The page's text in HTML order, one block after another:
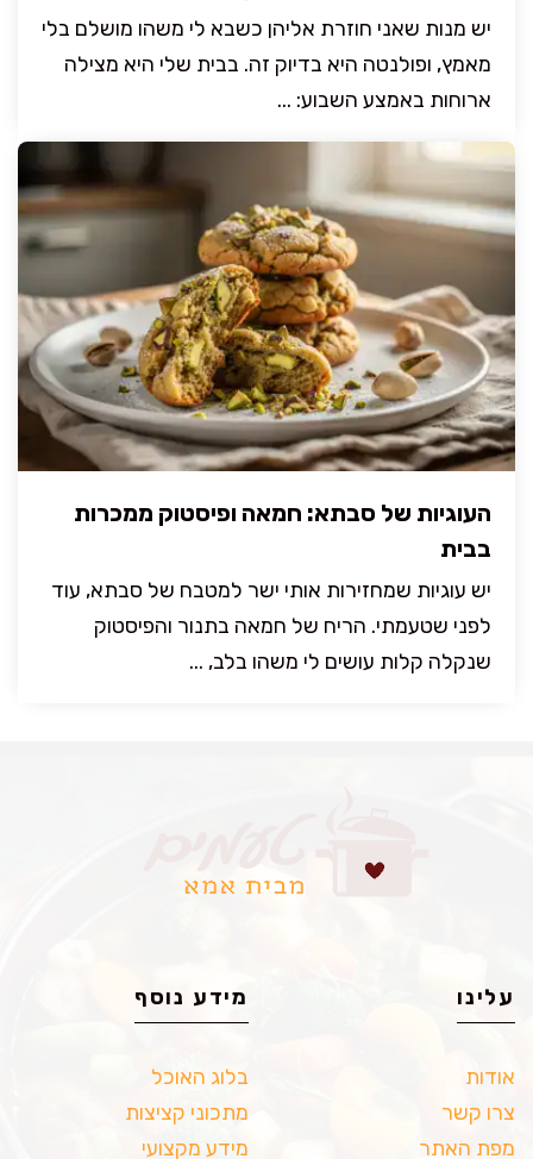
יש מנות שאני חוזרת אליהן כשבא לי משהו מושלם בלי
מאמץ, ופולנטה היא בדיוק זה. בבית שלי היא מצילה
ארוחות באמצע השבוע: ...
העוגיות של סבתא: חמאה ופיסטוק ממכרות
בבית
יש עוגיות שמחזירות אותי ישר למטבח של סבתא, עוד
לפני שטעמתי. הריח של חמאה בתנור והפיסטוק
שנקלה קלות עושים לי משהו בלב, ...
עלינו
אודות
צרו קשר
מפת האתר
מידע נוסף
בלוג האוכל
מתכוני קציצות
מידע מקצועי